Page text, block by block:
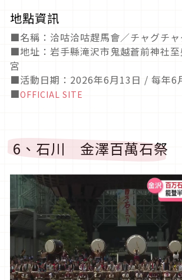
地點資訊
■名稱：洽咕洽咕趕馬會／チャグチャ
■地址：岩手縣滝沢市鬼越蒼前神社
宮
■活動日期：2026年6月13日 / 每年6
■OFFICIAL SITE
6、石川 金澤百萬石祭